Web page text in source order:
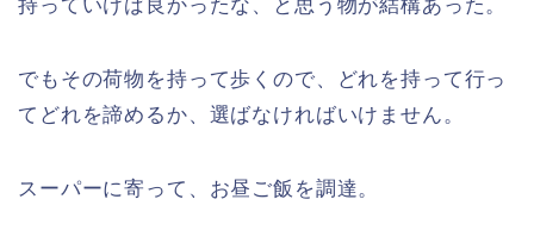
持っていけば良かったな、と思う物が結構あった。
でもその荷物を持って歩くので、どれを持って行っ
てどれを諦めるか、選ばなければいけません。
スーパーに寄って、お昼ご飯を調達。